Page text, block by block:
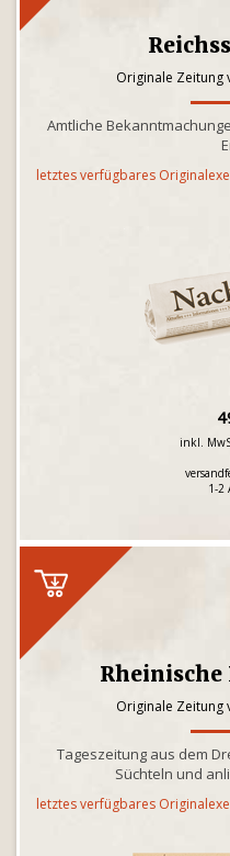
Originale Zeitung
Amtliche
letztes verfügbares
inkl.
1-2
Originale Zeitung
Tageszeitung aus dem
Süchteln und
letztes verfügbares